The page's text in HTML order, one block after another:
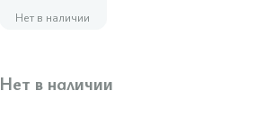
Нет в наличии
Нет в наличии